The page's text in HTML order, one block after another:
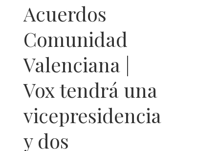
Acuerdos
Comunidad
Valenciana |
Vox tendrá una
vicepresidencia
y dos